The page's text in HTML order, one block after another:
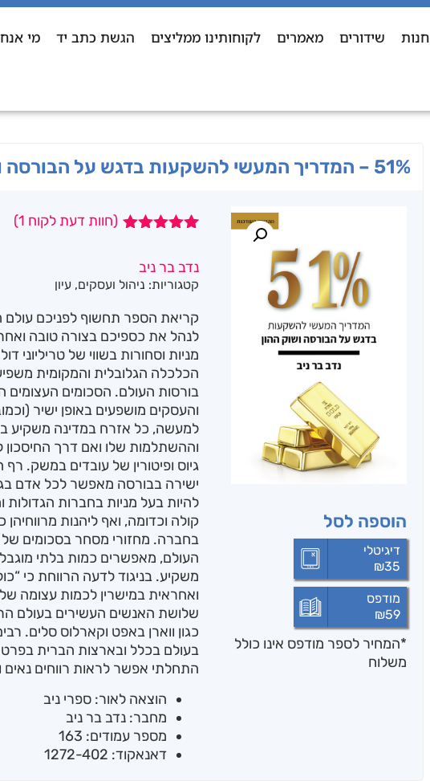
חנות שידורים מאמרים לקוחותינו ממליצים הגשת כתב יד מי
51% – המדריך המעשי להשקעות בדגש על הבורסה ושוק ההון
הוספה לסל
דיגיטלי
₪35
מודפס
₪59
*המחיר לספר מודפס אינו כולל
משלוח
מבוסס על
דירוגים של
(חוות דעת לקוח 1
)
נדב בר ניב
קטגוריות: ניהול ועסקים, עיון
קריאת הספר תחשוף לפניכם
לנהל את כספיכם בצורה טובה
מניות וסחורות בשווי של טריליוני
הכלכלה הגלובלית והמקומית
בורסות העולם. הסכומים
והעסקים מושפעים באופן ישיר
למעשה, כל אזרח במדינה משקיע
וההשתלמות שלו ואם דרך החיסכון
גיוס ופיטורין של עובדים
ישירה בבורסה מאפשר לכל אדם
להיות בעל מניות בחברות הגדולות
קולה וכדומה, ואף ליהנות
בחברה. מחזורי מסחר בסכומים של
העולם, מאפשרים כמות בלתי
משקיע. בניגוד לדעה הרווחת כי
ואחראית במישרין לכמות עצומה של
שלושת האנשים העשירים בעולם
כגון ווארן באפט וקארלוס סלים.
בעולם בכלל ובארצות הברית בפרט
התחלתי אפשר לראות רווחים נאים
הוצאה לאור: ספרי ניב
מחבר: נדב בר ניב
מספר עמודים: 163
דאנאקוד: 1272-402